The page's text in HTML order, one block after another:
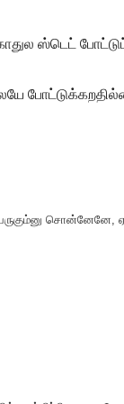
ஸ்டெட்